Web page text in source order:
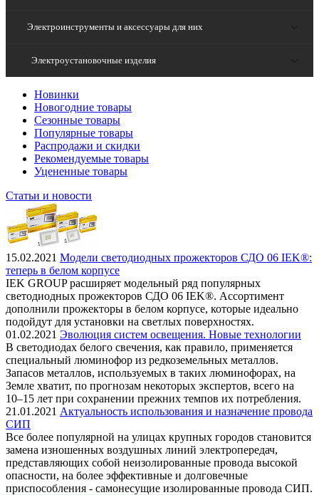
Электроинструменты и аксессуары для них
Электроустановочные изделия
Новинки
Новогодние товары
Сезонные товары
Популярные товары
Распродажи и скидки
Рекомендуемые товары
Уцененные товары
Статьи и новости
15.02.2021 Модели светодиодных прожекторов СДО 06 IEK®:
теперь в белом корпусе
IEK GROUP расширяет модельный ряд популярных
светодиодных прожекторов СДО 06 IEK®. Ассортимент
дополнили прожекторы в белом корпусе, которые идеально
подойдут для установки на светлых поверхностях.
01.02.2021 Эволюция систем освещения. Новые технологии
В светодиодах белого свечения, как правило, применяется
специальный люминофор из редкоземельных металлов.
Запасов металлов, используемых в таких люминофорах, на
Земле хватит, по прогнозам некоторых экспертов, всего на
10–15 лет при сохранении прежних темпов их потребления.
21.01.2021 Актуальность использования и назначение провода
СИП
Все более популярной на улицах крупных городов становится
замена изношенных воздушных линий электропередач,
представляющих собой неизолированные провода высокой
опасности, на более эффективные и долговечные
приспособления - самонесущие изолированные провода СИП.